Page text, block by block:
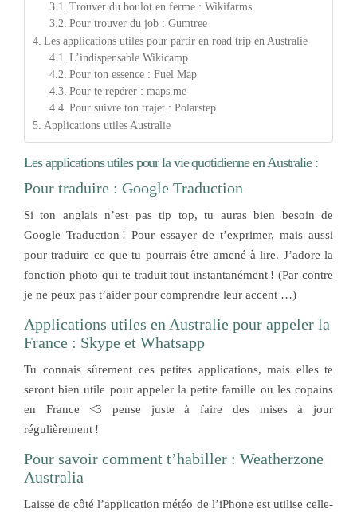
Trouver du boulot en ferme : Wikifarms
Pour trouver du job : Gumtree
Les applications utiles pour partir en road trip en Australie
L’indispensable Wikicamp
Pour ton essence : Fuel Map
Pour te repérer : maps.me
Pour suivre ton trajet : Polarstep
Applications utiles Australie
Les applications utiles pour la vie quotidienne en Australie :
Pour traduire : Google Traduction
Si ton anglais n’est pas tip top, tu auras bien besoin de
Google Traduction ! Pour essayer de t’exprimer, mais aussi
pour traduire ce que tu pourrais être amené à lire. J’adore la
fonction photo qui te traduit tout instantanément ! (Par contre
je ne peux pas t’aider pour comprendre leur accent …)
Applications utiles en Australie pour appeler la
France : Skype et Whatsapp
Tu connais sûrement ces petites applications, mais elles te
seront bien utile pour appeler la petite famille ou les copains
en France <3 pense juste à faire des mises à jour
régulièrement !
Pour savoir comment t’habiller : Weatherzone
Australia
Laisse de côté l’application météo de l’iPhone est utilise celle-